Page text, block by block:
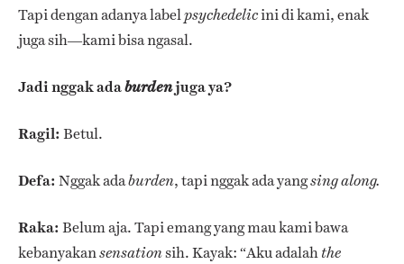
Tapi dengan adanya labelpsychedelicini di kami, enak
juga sih—kami bisa ngasal.
Jadi nggak adaburdenjuga ya?
Ragil: Betul.
Defa: Nggak adaburden, tapi nggak ada yangsing along.
Raka: Belum aja. Tapi emang yang mau kami bawa
kebanyakansensationsih. Kayak: “Aku adalah the